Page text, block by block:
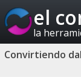
el
la
Convirtiendo